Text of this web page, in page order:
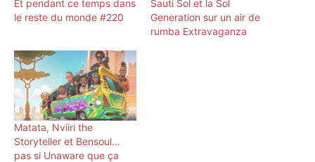
Et pendant ce temps dans
le reste du monde #220
Sauti Sol et la Sol
Generation sur un air de
rumba Extravaganza
Matata, Nviiri the
Storyteller et Bensoul…
pas si Unaware que ça